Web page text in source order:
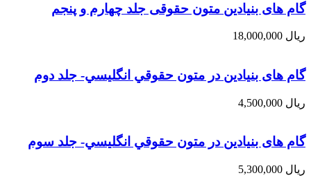
گام های بنیادین متون حقوقی جلد چهارم و پنجم
ریال
گام های بنیادین در متون حقوقي انگليسي- جلد دوم
ریال
گام های بنیادین در متون حقوقي انگليسي- جلد سوم
ریال